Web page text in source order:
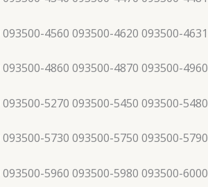
4560 093500-4620 093500-4631
4860 093500-4870 093500-4960
5270 093500-5450 093500-5480
5730 093500-5750 093500-5790
5960 093500-5980 093500-6000